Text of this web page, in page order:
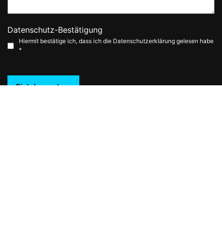
Datenschutz-Bestätigung
Hiermit bestätige ich, dass ich die Datenschutzerklärung gelesen habe
*